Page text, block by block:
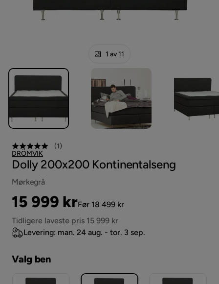
1 av 11
(1)
DRÖMVIK
Dolly 200x200 Kontinentalseng
Mørkegrå
Pris
15 999 kr
Original
Pris
Før 18 499 kr
Tidligere laveste pris 15 999 kr
Levering: man. 24 aug. - tor. 3 sep.
Valg ben